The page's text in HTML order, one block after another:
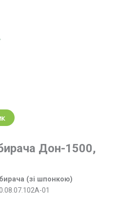
Дон-1500,
(зі шпонкою)
01